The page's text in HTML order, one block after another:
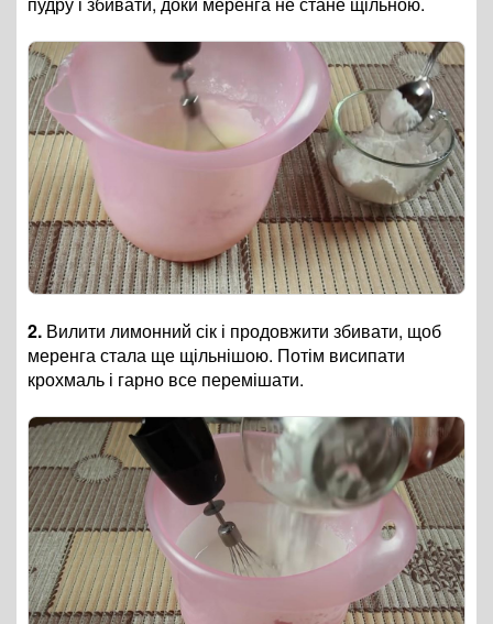
2. Вилити лимонний сік і продовжити збивати, щоб
меренга стала ще щільнішою. Потім висипати
крохмаль і гарно все перемішати.